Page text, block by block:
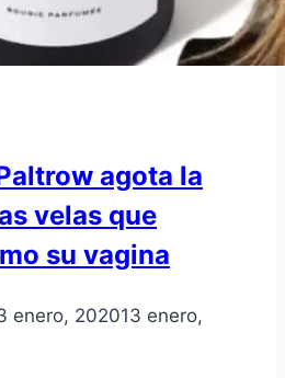
agota la
velas que
su vagina
enero, 202013 enero,